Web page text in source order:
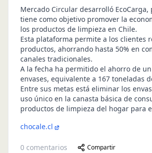
Mercado Circular desarrolló
tiene como objetivo promover la
los productos de limpieza en Chile.
Esta plataforma permite a los clientes
productos, ahorrando hasta 50% en
canales tradicionales.
A la fecha ha permitido el ahorro de
envases, equivalente a 167 toneladas
Entre sus metas está eliminar los
uso único en la canasta básica de
productos de limpieza del hogar para
chocale.cl
0 comentarios Compartir